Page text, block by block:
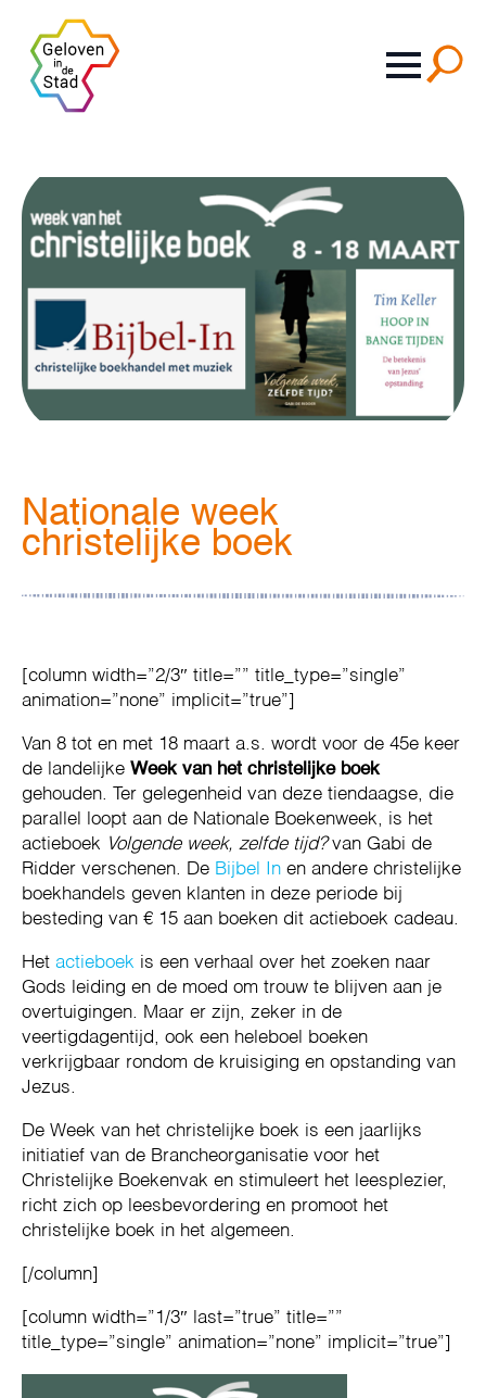
Nationale week
christelijke boek
[column width=”2/3″ title=”” title_type=”single”
animation=”none” implicit=”true”]
Van 8 tot en met 18 maart a.s. wordt voor de 45e keer
de landelijke Week van het christelijke boek
gehouden. Ter gelegenheid van deze tiendaagse, die
parallel loopt aan de Nationale Boekenweek, is het
actieboek Volgende week, zelfde tijd?van Gabi de
Ridder verschenen. De Bijbel In en andere christelijke
boekhandels geven klanten in deze periode bij
besteding van € 15 aan boeken dit actieboek cadeau.
Het actieboek is een verhaal over het zoeken naar
Gods leiding en de moed om trouw te blijven aan je
overtuigingen. Maar er zijn, zeker in de
veertigdagentijd, ook een heleboel boeken
verkrijgbaar rondom de kruisiging en opstanding van
Jezus.
De Week van het christelijke boek is een jaarlijks
initiatief van de Brancheorganisatie voor het
Christelijke Boekenvak en stimuleert het leesplezier,
richt zich op leesbevordering en promoot het
christelijke boek in het algemeen.
[/column]
[column width=”1/3″ last=”true” title=””
title_type=”single” animation=”none” implicit=”true”]